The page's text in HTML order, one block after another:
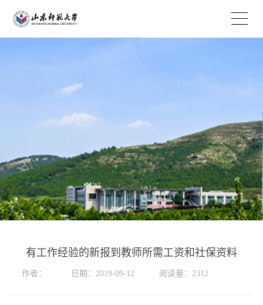
有工作经验的新报到教师所需工资和社保资料
作者： 日期：2019-09-12 阅读量： 2312